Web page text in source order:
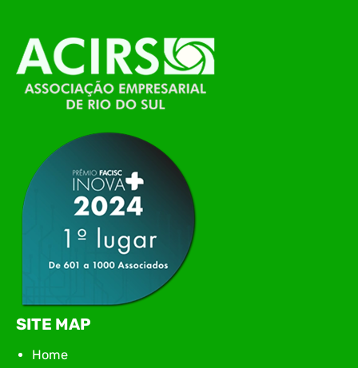
ACIRS, Jardel José Busarello, com os núcleos…
SITE MAP
Home